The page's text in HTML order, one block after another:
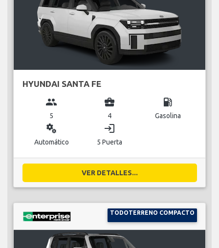
HYUNDAI SANTA FE
group
5
business_center
4
local_gas_station
Gasolina
miscellaneous_services
Automático
login
5 Puerta
VER DETALLES...
TODOTERRENO COMPACTO